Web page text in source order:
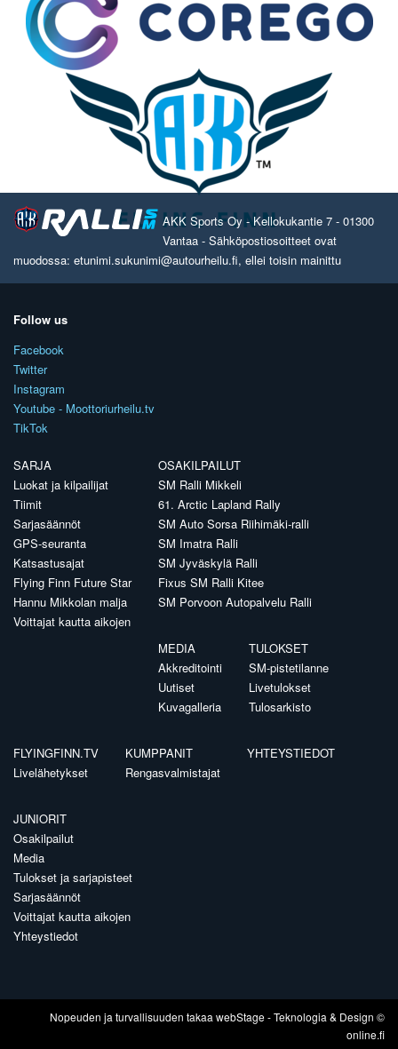
AKK Sports Oy - Kellokukantie 7 - 01300
Vantaa - Sähköpostiosoitteet ovat
muodossa: etunimi.sukunimi@autourheilu.fi, ellei toisin mainittu
Follow us
Facebook
Twitter
Instagram
Youtube - Moottoriurheilu.tv
TikTok
SARJA
Luokat ja kilpailijat
Tiimit
Sarjasäännöt
GPS-seuranta
Katsastusajat
Flying Finn Future Star
Hannu Mikkolan malja
Voittajat kautta aikojen
OSAKILPAILUT
SM Ralli Mikkeli
61. Arctic Lapland Rally
SM Auto Sorsa Riihimäki-ralli
SM Imatra Ralli
SM Jyväskylä Ralli
Fixus SM Ralli Kitee
SM Porvoon Autopalvelu Ralli
MEDIA
Akkreditointi
Uutiset
Kuvagalleria
TULOKSET
SM-pistetilanne
Livetulokset
Tulosarkisto
FLYINGFINN.TV
Livelähetykset
KUMPPANIT
Rengasvalmistajat
YHTEYSTIEDOT
JUNIORIT
Osakilpailut
Media
Tulokset ja sarjapisteet
Sarjasäännöt
Voittajat kautta aikojen
Yhteystiedot
Nopeuden ja turvallisuuden takaa webStage- Teknologia & Design ©
online.fi